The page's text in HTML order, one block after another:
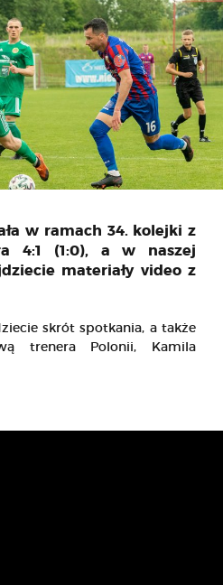
w ramach 34. kolejki z
4:1 (1:0), a w naszej
materiały video z
skrót spotkania, a także
trenera Polonii, Kamila